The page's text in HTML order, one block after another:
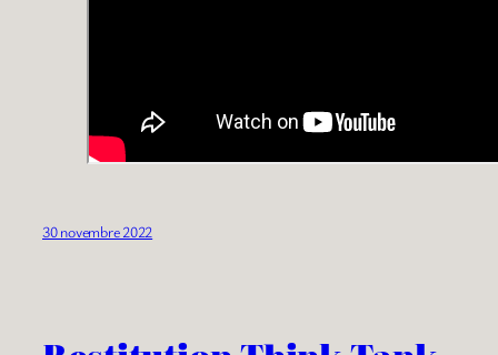
30 novembre 2022